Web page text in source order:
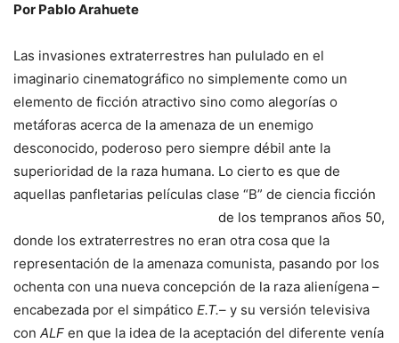
Por Pablo Arahuete
Las invasiones extraterrestres han pululado en el
imaginario cinematográfico no simplemente como un
elemento de ficción atractivo sino como alegorías o
metáforas acerca de la amenaza de un enemigo
desconocido, poderoso pero siempre débil ante la
superioridad de la raza humana. Lo cierto es que de
aquellas panfletarias películas clase “B” de ciencia ficción
de los tempranos años 50,
donde los extraterrestres no eran otra cosa que la
representación de la amenaza comunista, pasando por los
ochenta con una nueva concepción de la raza alienígena –
encabezada por el simpático E.T.– y su versión televisiva
con ALF en que la idea de la aceptación del diferente venía